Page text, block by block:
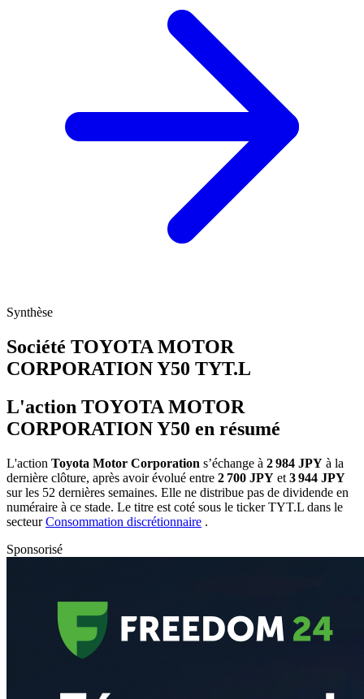
Synthèse
Société TOYOTA MOTOR
CORPORATION Y50 TYT.L
L'action TOYOTA MOTOR
CORPORATION Y50 en résumé
L'action Toyota Motor Corporation s’échange à 2 984 JPY à la
dernière clôture, après avoir évolué entre 2 700 JPY et 3 944 JPY
sur les 52 dernières semaines. Elle ne distribue pas de dividende en
numéraire à ce stade. Le titre est coté sous le tickerTYT.L dans le
secteurConsommation discrétionnaire .
Sponsorisé